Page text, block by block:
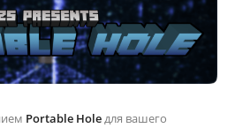
Portable Holeдля вашего